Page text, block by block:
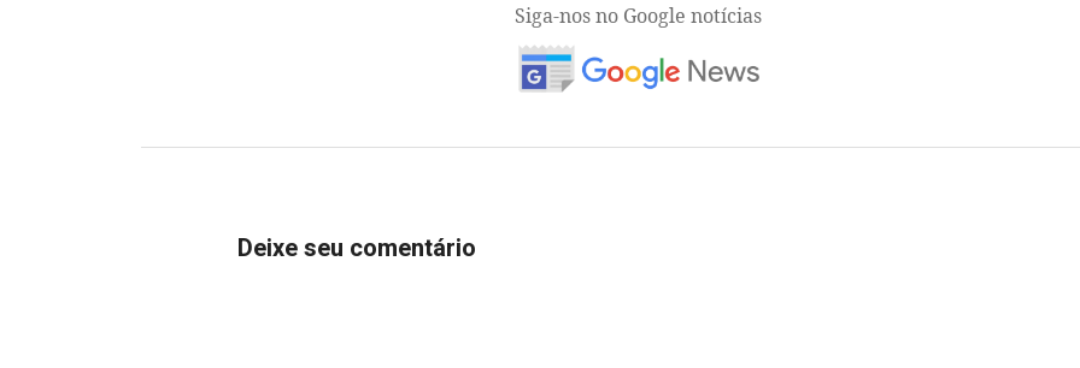
Siga-nos no Google notícias
Deixe seu comentário